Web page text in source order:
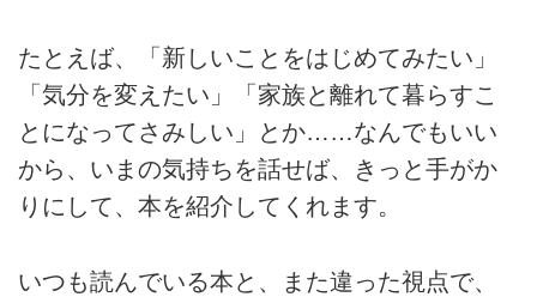
たとえば、「新しいことをはじめてみたい」
「気分を変えたい」「家族と離れて暮らすこ
とになってさみしい」とか……なんでもいい
から、いまの気持ちを話せば、きっと手がか
りにして、本を紹介してくれます。
いつも読んでいる本と、また違った視点で、